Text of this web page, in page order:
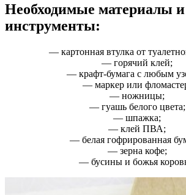
Необходимые материалы и
инструменты:
— картонная втулка от
— горячий клей;
— крафт-бумага с любым
— маркер или
— ножницы;
— гуашь белого цвета;
— шпажка;
— клей ПВА;
— белая гофрированная
— зерна кофе;
— бусины и божья